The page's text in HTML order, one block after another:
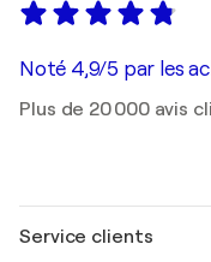
Noté 4,9/5 par les
Plus de 20 000 avis
Service clients